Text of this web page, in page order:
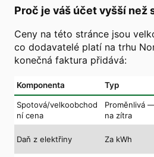
Proč je váš účet vyšší než
Ceny na této stránce jsou
co dodavatelé platí na trhu
konečná faktura přidává:
Komponenta Typ
Spotová/velkoobchod
ní cena
Proměnlivá
na zítra
Daň z elektřiny Za kWh